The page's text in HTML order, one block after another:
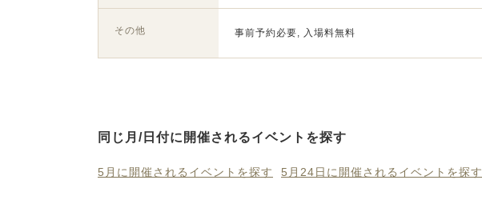
その他 事前予約必要, 入場料無料
同じ月/日付に開催されるイベントを探す
5月に開催されるイベントを探す 5月24日に開催されるイベントを探す